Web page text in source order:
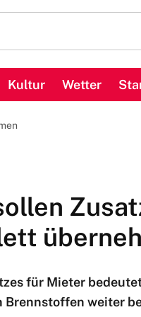
Kultur Wetter
für Mieter
weiter